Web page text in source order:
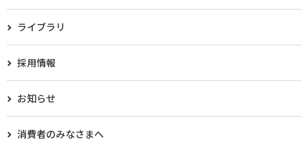
ライブラリ
採用情報
お知らせ
消費者のみなさまへ